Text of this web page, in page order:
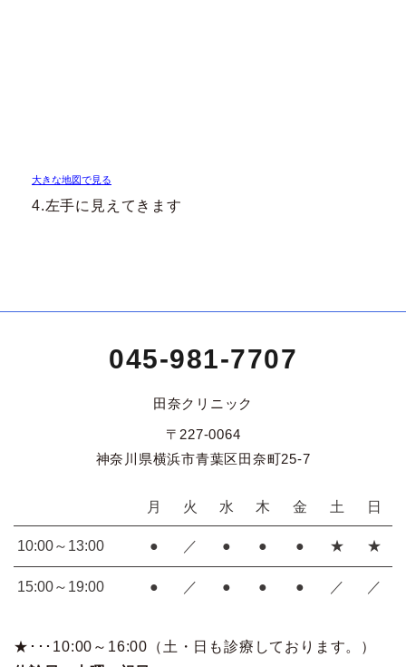
大きな地図で見る
4.左手に見えてきます
045-981-7707
田奈クリニック
〒227-0064
神奈川県横浜市青葉区田奈町25-7
月 火 水 木 金 土 日
10:00～13:00 ● ／ ● ● ● ★ ★
15:00～19:00 ● ／ ● ● ● ／ ／
★･･･10:00～16:00（土・日も診療しております。）